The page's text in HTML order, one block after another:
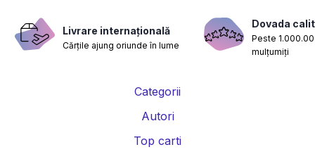
Carti nutritie, sanatate si de slabit Carti diete
Carti despre sarcina si nastere Carti educatie financiara
Livrare internațională
Cărțile ajung oriunde în lume
Dovada
Peste
mulțumiți
Categorii
Autori
Top carti